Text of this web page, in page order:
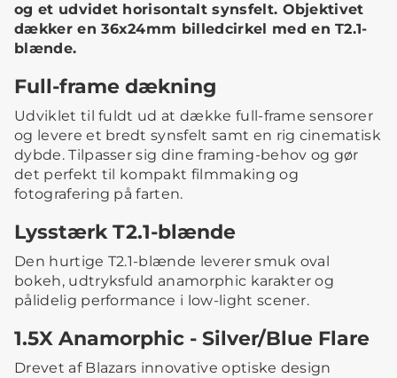
og et udvidet horisontalt synsfelt. Objektivet
dækker en 36x24mm billedcirkel med en T2.1-
blænde.
Full-frame dækning
Udviklet til fuldt ud at dække full-frame sensorer
og levere et bredt synsfelt samt en rig cinematisk
dybde. Tilpasser sig dine framing-behov og gør
det perfekt til kompakt filmmaking og
fotografering på farten.
Lysstærk T2.1-blænde
Den hurtige T2.1-blænde leverer smuk oval
bokeh, udtryksfuld anamorphic karakter og
pålidelig performance i low-light scener.
1.5X Anamorphic - Silver/Blue Flare
Drevet af Blazars innovative optiske design